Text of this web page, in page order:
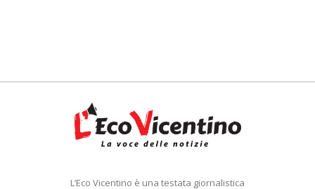
L’Eco Vicentino è una testata giornalistica